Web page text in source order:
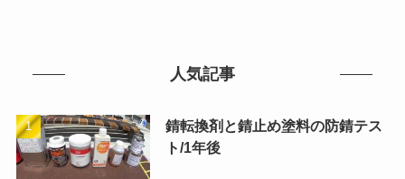
人気記事
錆転換剤と錆止め塗料の防錆テス
ト/1年後